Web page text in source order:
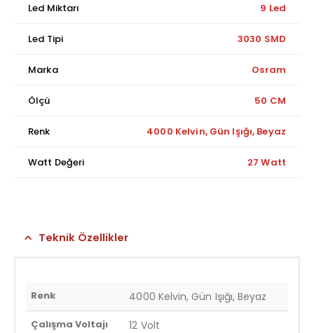
Led Miktarı 9 Led
Led Tipi 3030 SMD
Marka Osram
Ölçü 50 CM
Renk 4000 Kelvin, Gün Işığı, Beyaz
Watt Değeri 27 Watt
Teknik Özellikler
Renk 4000 Kelvin, Gün Işığı, Beyaz
Çalışma Voltajı 12 Volt